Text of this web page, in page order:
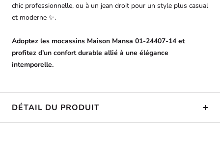
chic professionnelle, ou à un jean droit pour un style plus casual
et moderne ✨.
Adoptez les mocassins Maison Mansa 01-24407-14 et
profitez d’un confort durable allié à une élégance
intemporelle.
DÉTAIL DU PRODUIT